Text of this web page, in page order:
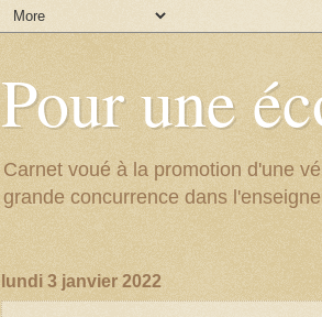
Pour une
Carnet voué à la promotion d'une
grande concurrence dans
lundi 3 janvier 2022